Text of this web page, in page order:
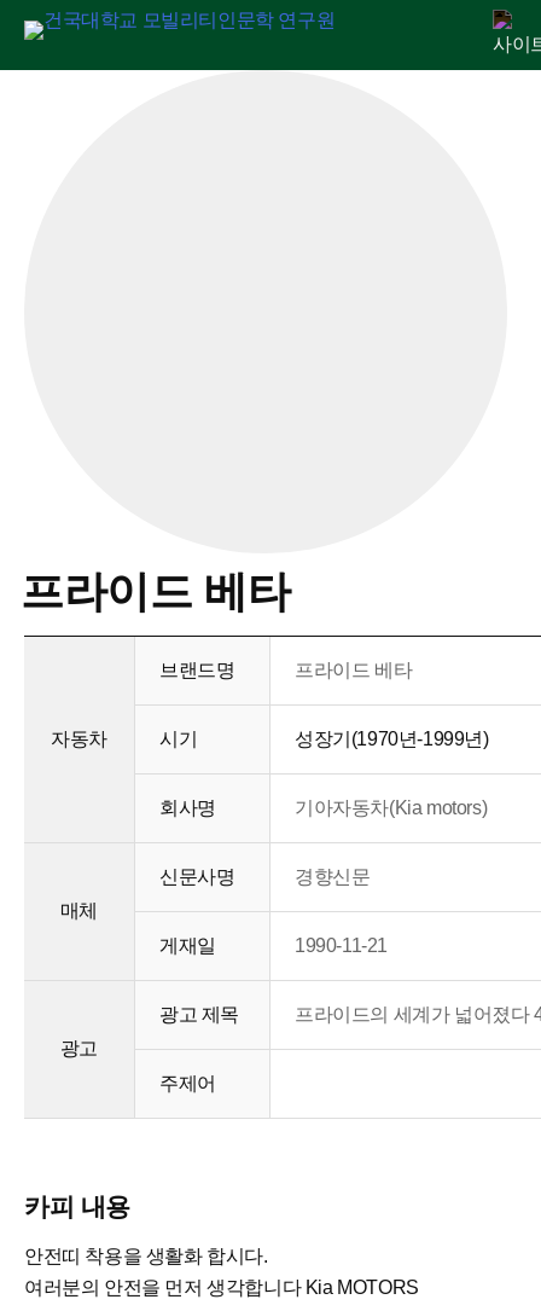
프라이드 베타
자동차
브랜드명 프라이드 베타
시기 성장기(1970년-1999년)
회사명 기아자동차(Kia motors)
매체
신문사명 경향신문
게재일 1990-11-21
광고
광고 제목 프라이드의 세계가 넓어졌다
주제어
카피 내용
안전띠 착용을 생활화 합시다.
여러분의 안전을 먼저 생각합니다 Kia MOTORS